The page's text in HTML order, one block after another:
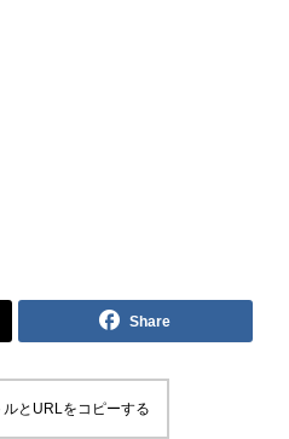
Share
ルとURLをコピーする